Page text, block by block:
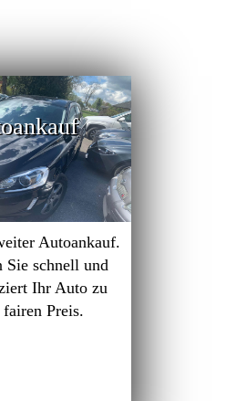
Autoankauf.
Sie schnell und
Ihr Auto zu
fairen Preis.